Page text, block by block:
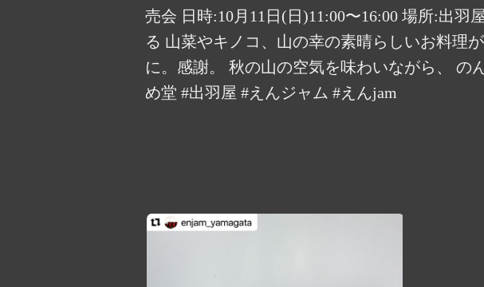
売会 日時:10月11日(日)11:00〜16:00 場所:出
る 山菜やキノコ、山の幸の素晴らしいお料理
に。感謝。 秋の山の空気を味わいながら、 の
め堂 #出羽屋 #えんジャム #えんjam